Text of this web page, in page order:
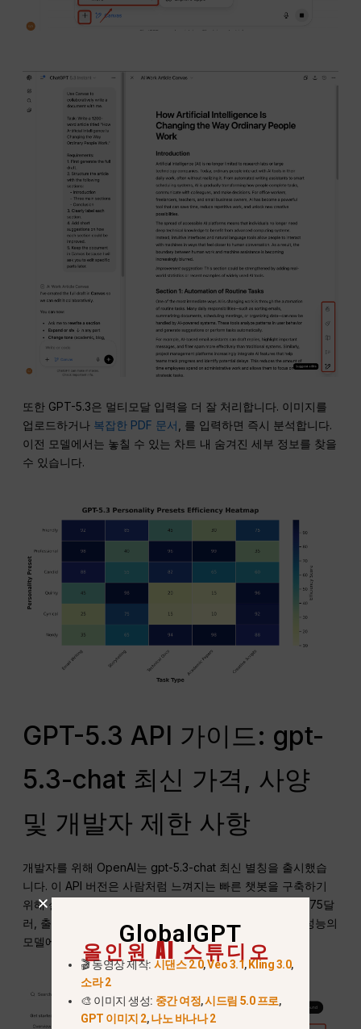
또한 GPT-5.3은 멀티모달 입력을 더 잘 처리합니다. 이미지를
업로드하거나 복잡한 PDF 문서
, 를 입력하면 즉시 분석합니다.
이전 모델에서는 놓칠 수 있는 차트 내 숨겨진 세부 정보를 찾을
수 있습니다.
GPT-5.3 API 가이드: gpt-
5.3-chat 최신 가격, 사양
및 개발자 제한 사항
개발자를 위해 OpenAI는 gpt-5.3-chat 최신 별칭을 출시했습
니다. 이 API 버전은 사람처럼 느껴지는 빠른 챗봇을 구축하기
위해 설계되었습니다. 가격은 입력의 경우 백만 토큰당 $1.75달
러, 출력의 경우 백만 토큰당 $14.00달러입니다. 이 정도 성능의
모델에 비해 매우 경쟁력 있는 가격입니다.
GlobalGPT
올인원 AI 스튜디오
🎬 동영상 제작: 시댄스 2.0,Veo 3.1, Kling 3.0,
소라 2
🎨 이미지 생성: 중간 여정,시드림 5.0 프로,
GPT 이미지 2,나노 바나나 2